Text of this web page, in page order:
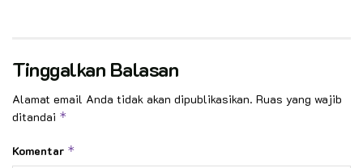
Tinggalkan Balasan
Alamat email Anda tidak akan dipublikasikan. Ruas yang wajib
ditandai *
Komentar *